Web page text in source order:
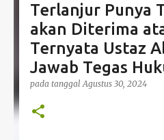
Terlanjur Punya
akan Diterima
Ternyata Ustaz
Jawab Tegas
pada tanggalAgustus 30, 2024